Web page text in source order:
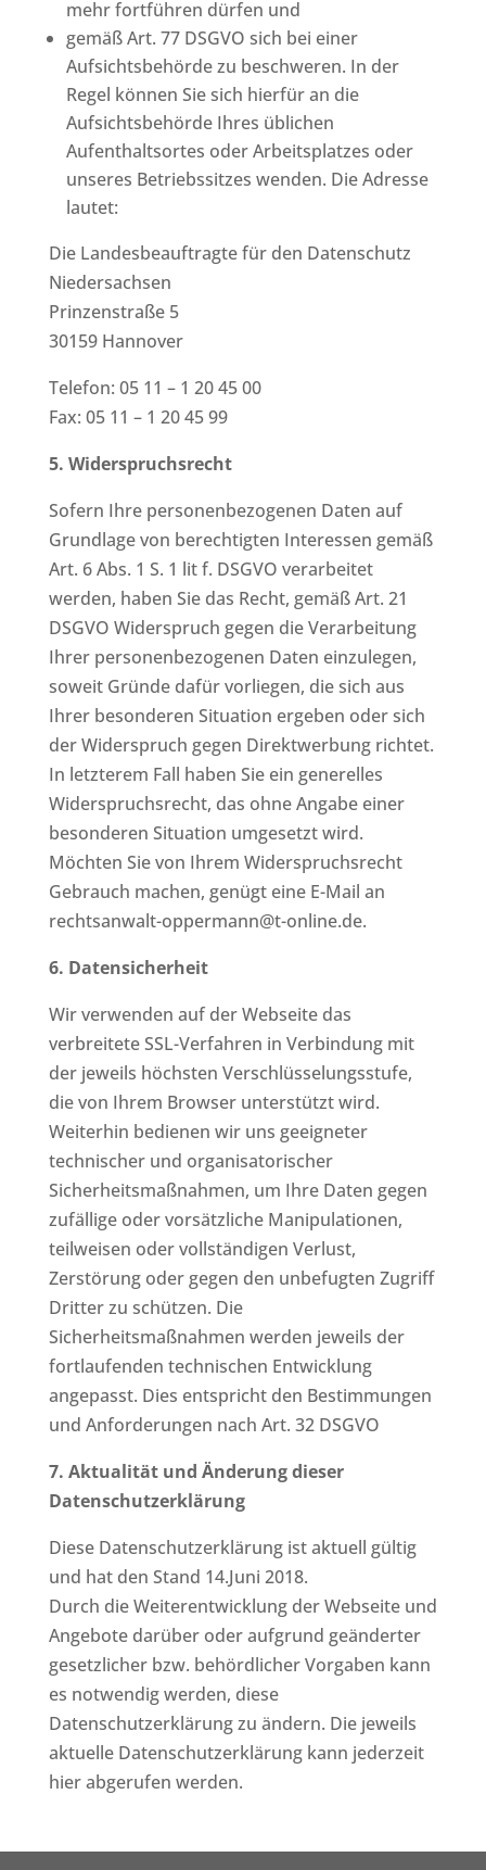
mehr fortführen dürfen und
gemäß Art. 77 DSGVO sich bei einer
Aufsichtsbehörde zu beschweren. In der
Regel können Sie sich hierfür an die
Aufsichtsbehörde Ihres üblichen
Aufenthaltsortes oder Arbeitsplatzes oder
unseres Betriebssitzes wenden. Die Adresse
lautet:
Die Landesbeauftragte für den Datenschutz
Niedersachsen
Prinzenstraße 5
30159 Hannover
Telefon: 05 11 – 1 20 45 00
Fax: 05 11 – 1 20 45 99
5. Widerspruchsrecht
Sofern Ihre personenbezogenen Daten auf
Grundlage von berechtigten Interessen gemäß
Art. 6 Abs. 1 S. 1 lit f. DSGVO verarbeitet
werden, haben Sie das Recht, gemäß Art. 21
DSGVO Widerspruch gegen die Verarbeitung
Ihrer personenbezogenen Daten einzulegen,
soweit Gründe dafür vorliegen, die sich aus
Ihrer besonderen Situation ergeben oder sich
der Widerspruch gegen Direktwerbung richtet.
In letzterem Fall haben Sie ein generelles
Widerspruchsrecht, das ohne Angabe einer
besonderen Situation umgesetzt wird.
Möchten Sie von Ihrem Widerspruchsrecht
Gebrauch machen, genügt eine E-Mail an
rechtsanwalt-oppermann@t-online.de.
6. Datensicherheit
Wir verwenden auf der Webseite das
verbreitete SSL-Verfahren in Verbindung mit
der jeweils höchsten Verschlüsselungsstufe,
die von Ihrem Browser unterstützt wird.
Weiterhin bedienen wir uns geeigneter
technischer und organisatorischer
Sicherheitsmaßnahmen, um Ihre Daten gegen
zufällige oder vorsätzliche Manipulationen,
teilweisen oder vollständigen Verlust,
Zerstörung oder gegen den unbefugten Zugriff
Dritter zu schützen. Die
Sicherheitsmaßnahmen werden jeweils der
fortlaufenden technischen Entwicklung
angepasst. Dies entspricht den Bestimmungen
und Anforderungen nach Art. 32 DSGVO
7. Aktualität und Änderung dieser
Datenschutzerklärung
Diese Datenschutzerklärung ist aktuell gültig
und hat den Stand 14.Juni 2018.
Durch die Weiterentwicklung der Webseite und
Angebote darüber oder aufgrund geänderter
gesetzlicher bzw. behördlicher Vorgaben kann
es notwendig werden, diese
Datenschutzerklärung zu ändern. Die jeweils
aktuelle Datenschutzerklärung kann jederzeit
hier abgerufen werden.